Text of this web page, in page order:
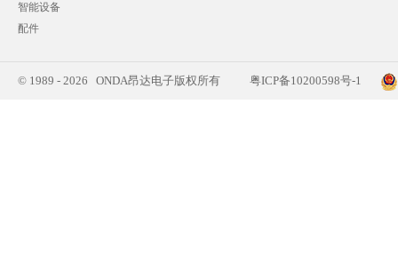
智能设备
配件
© 1989 - 2026 ONDA昂达电子版权所有 粤ICP备10200598号-1